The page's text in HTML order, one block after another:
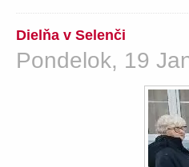
Dielňa v Selenči
Pondelok, 19